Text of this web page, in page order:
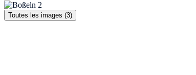
Toutes les images (3)